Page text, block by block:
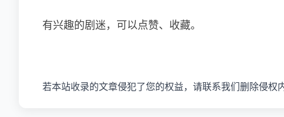
有兴趣的剧迷，可以点赞、收藏。
若本站收录的文章侵犯了您的权益，请联系我们删除侵权内